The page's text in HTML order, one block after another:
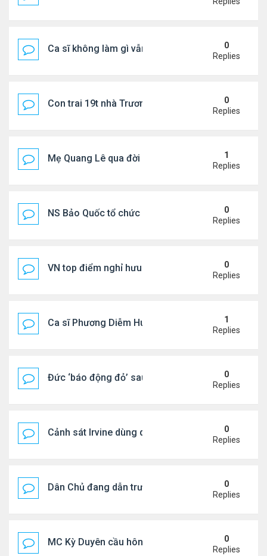
Ca sĩ không làm gì vẫn kiếm được 400 triệu đồng/
0
Replies
Con trai 19t nhà Trương Bá Chi - Tạ Đình Phong
0
Replies
Mẹ Quang Lê qua đời sau 2 năm đột quỵ. 1
Replies
NS Bảo Quốc tổ chức sn cho bà xã
0
Replies
VN top điểm nghỉ hưu lý tưởng cho người Mỹ
0
Replies
Ca sĩ Phương Diễm Huyền bị khởi tố
1
Replies
Đức ‘báo động đỏ’ sau vụ phát hiện UAV mang
0
Replies
Cảnh sát Irvine dùng drone bắt kẻ trộm trong
0
Replies
Dân Chủ đang dẫn trước Cộng Hòa trong các
0
Replies
MC Kỳ Duyên cầu hôn lại chồng cũ
0
Replies